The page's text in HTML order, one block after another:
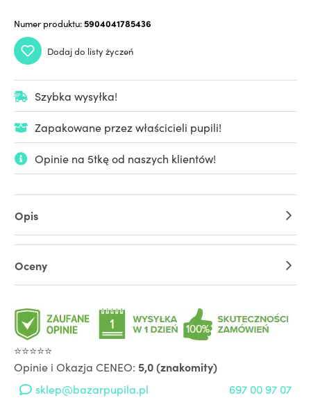
Numer produktu:5904041785436
Dodaj do listy życzeń
Szybka wysyłka!
Zapakowane przez właścicieli pupili!
Opinie na 5tkę od naszych klientów!
Opis
Oceny
⭐⭐⭐⭐⭐
Opinie i Okazja CENEO: 5,0 (znakomity)
sklep@bazarpupila.pl
697 00 97 07